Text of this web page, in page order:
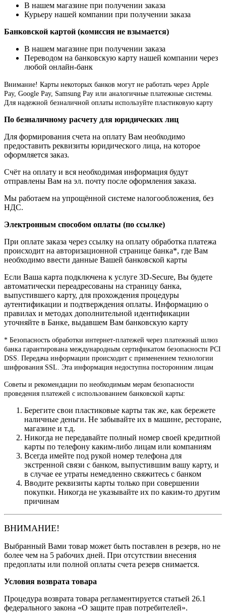
В нашем магазине при получении заказа
Курьеру нашей компании при получении заказа
Банковской картой (комиссия не взымается)
В нашем магазине при получении заказа
Переводом на банковскую карту нашей компании через
любой онлайн-банк
Внимание! Карты некоторых банков могут не работать через Apple
Pay, Google Pay, Samsung Pay или аналогичные платежные системы.
Для надежной безналичной оплаты используйте пластиковую карту
По безналичному расчету для юридических лиц
Для формирования счета на оплату Вам необходимо
предоставить реквизиты юридического лица, на которое
оформляется заказ.
Счёт на оплату и вся необходимая информация будут
отправлены Вам на эл. почту после оформления заказа.
Мы работаем на упрощённой системе налогообложения, без
НДС.
Электронным способом оплаты (по ссылке)
При оплате заказа через ссылку на оплату обработка платежа
происходит на авторизационной странице банка*, где Вам
необходимо ввести данные Вашей банковской карты
Если Ваша карта подключена к услуге 3D-Secure, Вы будете
автоматически переадресованы на страницу банка,
выпустившего карту, для прохождения процедуры
аутентификации и подтверждения оплаты. Информацию о
правилах и методах дополнительной идентификации
уточняйте в Банке, выдавшем Вам банковскую карту
* Безопасность обработки интернет-платежей через платежный шлюз
банка гарантирована международным сертификатом безопасности PCI
DSS. Передача информации происходит с применением технологии
шифрования SSL. Эта информация недоступна посторонним лицам
Советы и рекомендации по необходимым мерам безопасности
проведения платежей с использованием банковской карты:
Берегите свои пластиковые карты так же, как бережете
наличные деньги. Не забывайте их в машине, ресторане,
магазине и т.д.
Никогда не передавайте полный номер своей кредитной
карты по телефону каким-либо лицам или компаниям
Всегда имейте под рукой номер телефона для
экстренной связи с банком, выпустившим вашу карту, и
в случае ее утраты немедленно свяжитесь с банком
Вводите реквизиты карты только при совершении
покупки. Никогда не указывайте их по каким-то другим
причинам
ВНИМАНИЕ!
Выбранный Вами товар может быть поставлен в резерв, но не
более чем на 5 рабочих дней. При отсутствии внесения
предоплаты или полной оплаты счета резерв снимается.
Условия возврата товара
Процедура возврата товара регламентируется статьей 26.1
федерального закона «О защите прав потребителей».